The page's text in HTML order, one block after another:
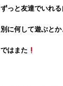
ずっと友達でいれる
別に何して遊ぶと
ではまた